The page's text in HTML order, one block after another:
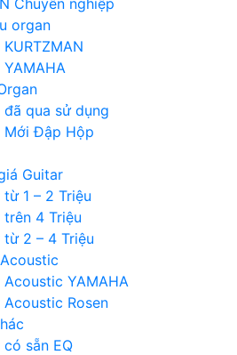
Chuyên nghiệp
organ
YAMAHA
đã qua sử dụng
Mới Đập Hộp
Guitar
từ 1 – 2 Triệu
trên 4 Triệu
từ 2 – 4 Triệu
Acoustic YAMAHA
Acoustic Rosen
có sẵn EQ